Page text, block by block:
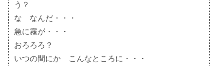
う？
な なんだ・・・
急に霧が・・・
おろろろ？
いつの間にか こんなところに・・・